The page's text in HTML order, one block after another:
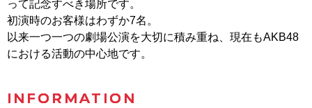
って記念すべき場所です。
初演時のお客様はわずか7名。
以来一つ一つの劇場公演を大切に積み重ね、現在もAKB48
における活動の中心地です。
INFORMATION